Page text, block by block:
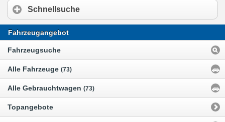
Schnellsuche
Fahrzeugangebot
Fahrzeugsuche
Alle Fahrzeuge (73)
Alle Gebrauchtwagen (73)
Topangebote